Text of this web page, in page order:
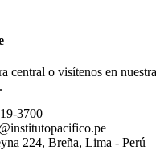
central o visítenos en
3700
224, Breña, Lima - Perú